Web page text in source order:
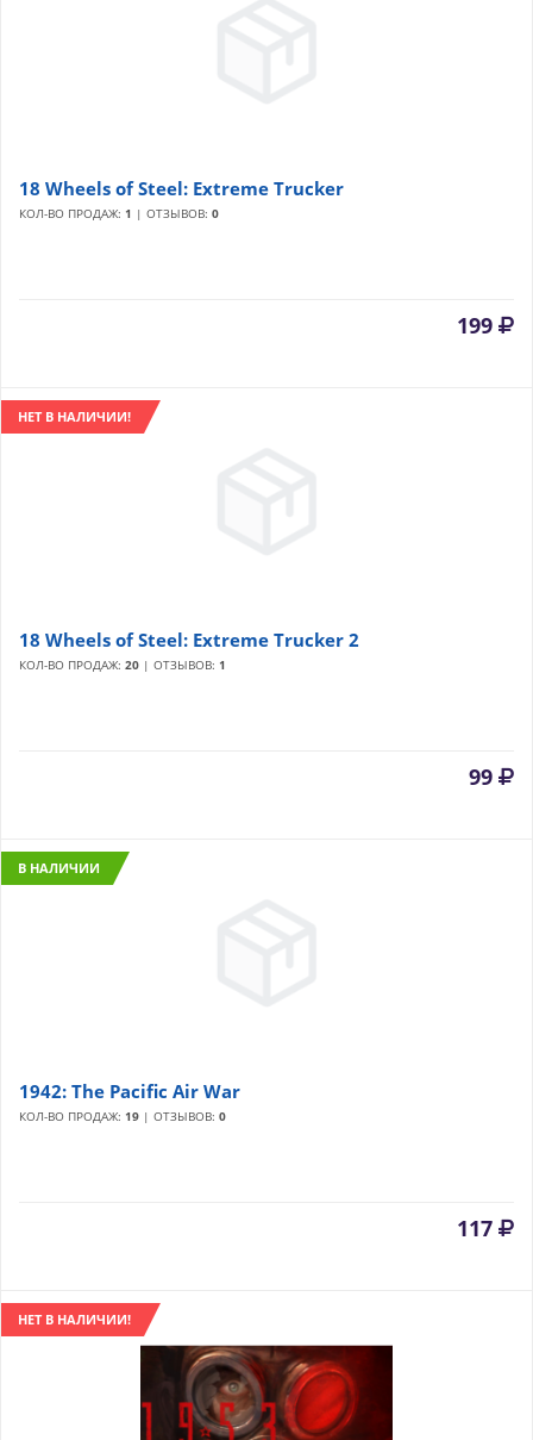
18 Wheels of Steel: Extreme Trucker
КОЛ-ВО ПРОДАЖ: 1 | ОТЗЫВОВ: 0
199
НЕТ В НАЛИЧИИ!
18 Wheels of Steel: Extreme Trucker 2
КОЛ-ВО ПРОДАЖ: 20 | ОТЗЫВОВ: 1
99
В НАЛИЧИИ
1942: The Pacific Air War
КОЛ-ВО ПРОДАЖ: 19 | ОТЗЫВОВ: 0
117
НЕТ В НАЛИЧИИ!